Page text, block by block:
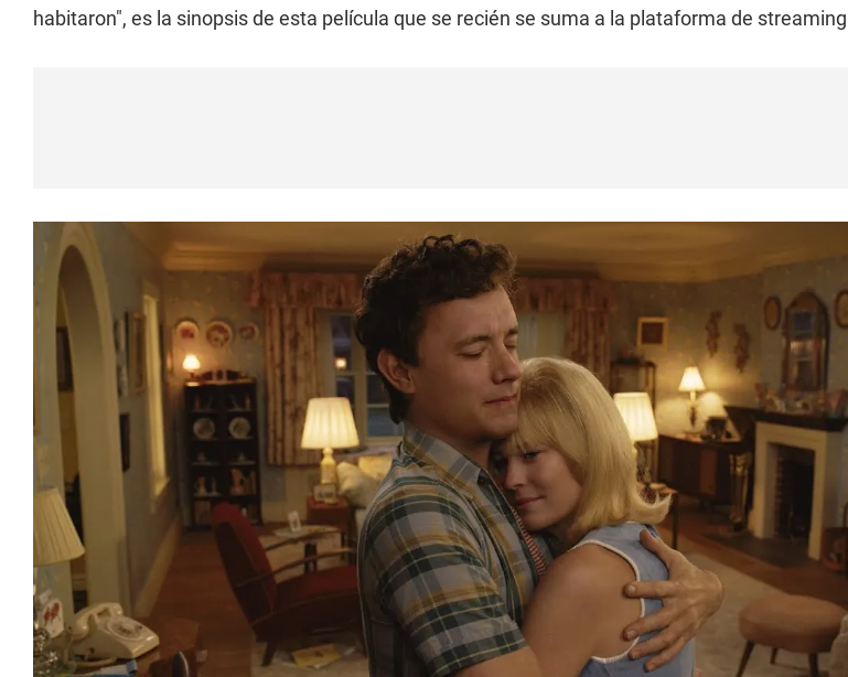
habitaron", es la sinopsis de esta película que se recién se suma a la plataforma de streaming